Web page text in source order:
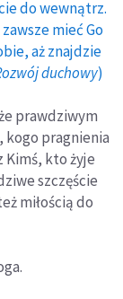
do wewnątrz.
mieć Go
aż znajdzie
duchowy)
prawdziwym
kogo pragnienia
Kimś, kto żyje
szczęście
miłością do